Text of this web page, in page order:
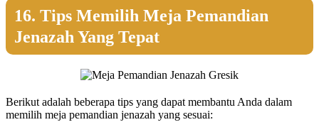
16. Tips Memilih Meja Pemandian
Jenazah Yang Tepat
Berikut adalah beberapa tips yang dapat membantu Anda dalam
memilih meja pemandian jenazah yang sesuai: